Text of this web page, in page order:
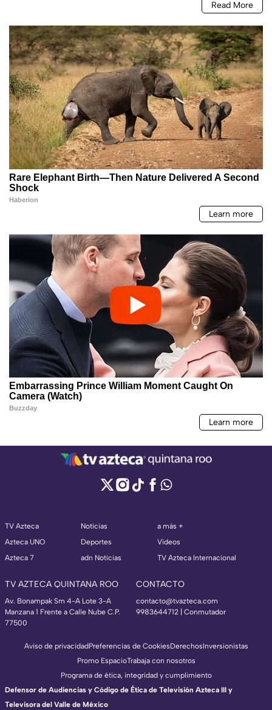
TV Azteca
Azteca UNO
Azteca 7
Noticias
Deportes
adn Noticias
a más +
Videos
TV Azteca Internacional
TV AZTECA QUINTANA ROO
Av. Bonampak Sm 4-A Lote 3-A
Manzana 1 Frente a Calle Nube C.P.
77500
CONTACTO
contacto@tvazteca.com
9983644712 | Conmutador
Aviso de privacidadPreferencias de CookiesDerechosInversionistas
Promo EspacioTrabaja con nosotros
Programa de ética, integridad y cumplimiento
Defensor de Audiencias y Código de Ética de Televisión Azteca III y
Televisora del Valle de México